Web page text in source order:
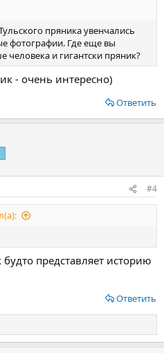
пряника увенчались
фотографии. Где еще вы
и гигантски пряник?
- очень интересно)
Ответить
#4
представляет историю
Ответить